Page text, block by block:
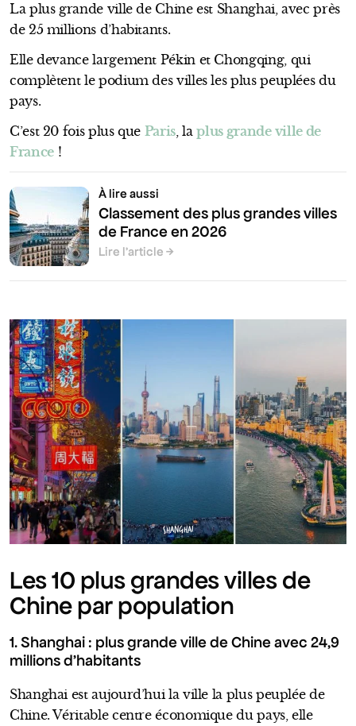
La plus grande ville de Chine est Shanghai, avec près
de 25 millions d’habitants.
Elle devance largement Pékin et Chongqing, qui
complètent le podium des villes les plus peuplées du
pays.
C’est 20 fois plus que Paris, laplus grande ville de
France !
À lire aussi
Classement des plus grandes villes
de France en 2026
Lire l’article
SHANGHAI
Les 10 plus grandes villes de
Chine par population
1. Shanghai : plus grande ville de Chine avec 24,9
millions d’habitants
Shanghai est aujourd’hui la ville la plus peuplée de
Chine. Véritable centre économique du pays, elle